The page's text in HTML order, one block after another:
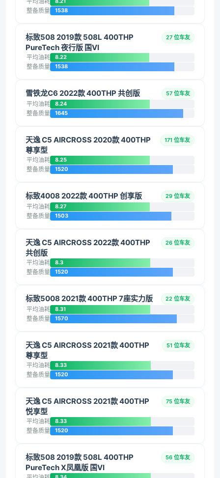
整备质量 1538
标致508 2019款 508L 400THP
PureTech 夜行版 国VI
27 位车友
平均油耗 8.22
整备质量 1538
雪铁龙C6 2022款 400THP 共创版 57 位车友
平均油耗 8.24
整备质量 1645
天逸 C5 AIRCROSS 2020款 400THP
尊享型
171 位车友
平均油耗 8.25
整备质量 1520
标致4008 2022款 400THP 创享版 29 位车友
平均油耗 8.27
整备质量 1503
天逸 C5 AIRCROSS 2022款 400THP
共创版
26 位车友
平均油耗 8.3
整备质量 1520
标致5008 2021款 400THP 7座实力版 22 位车友
平均油耗 8.31
整备质量 1570
天逸 C5 AIRCROSS 2021款 400THP
尊享型
51 位车友
平均油耗 8.33
整备质量 1520
天逸 C5 AIRCROSS 2021款 400THP
悦享型
75 位车友
平均油耗 8.33
整备质量 1520
标致508 2019款 508L 400THP
PureTech X凤凰版 国VI
56 位车友